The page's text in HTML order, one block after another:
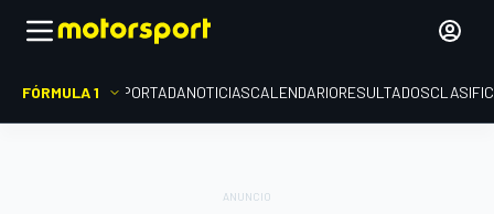
FÓRMULA 1 PORTADANOTICIASCALENDARIORESULTADOS